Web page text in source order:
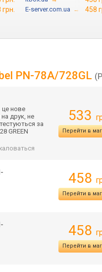
грн. E-server.com.ua →
458
PN-78A/728GL
це нове
друк, не
за
GREEN
533
Перейти в
458
Перейти в
458
Перейти в